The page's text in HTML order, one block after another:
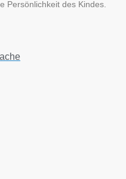
Persönlichkeit des Kindes.